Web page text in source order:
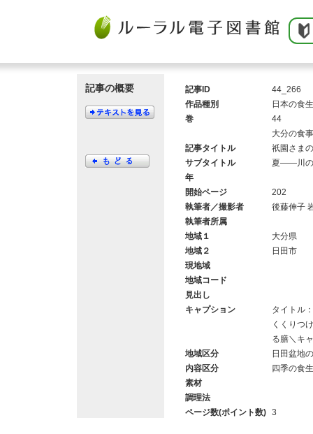
記事の概要 記事ID
44_266
作品種別
日本の食
巻
44
大分の食事
記事タイトル
祇園さま
サブタイトル
夏――川の
年
開始ページ
202
執筆者／撮影者
後藤伸子
執筆者所属
地域１
大分県
地域２
日田市
現地域
地域コード
見出し
キャプション
タイトル
くくりつ
る膳＼キ
地域区分
日田盆地
内容区分
四季の食
素材
調理法
ページ数(ポイント数)
3